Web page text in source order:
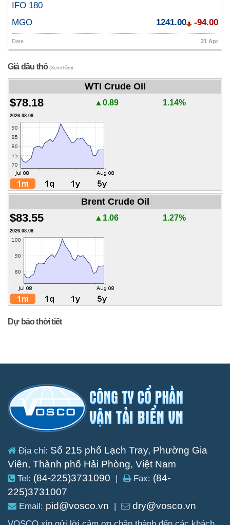
IFO 180
MGO
1241.00 -94.00
Date 21 Apr
Giá dầu thô(Xem thêm)
WTI Crude Oil
$78.18 ▲0.89 1.14%
2026.08.08
Brent Crude Oil
$83.55 ▲1.06 1.27%
2026.08.08
Dự báo thời tiết
Địa chỉ: Số 215 phố Lạch Tray, Phường Gia
Viên, Thành phố Hải Phòng, Việt Nam
Tel: (84-225)3731090 | Fax: (84-
225)3731007
Email: pid@vosco.vn | dry@vosco.vn